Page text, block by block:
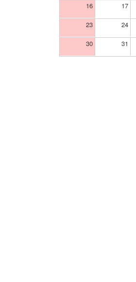
16 17
23 24
30 31